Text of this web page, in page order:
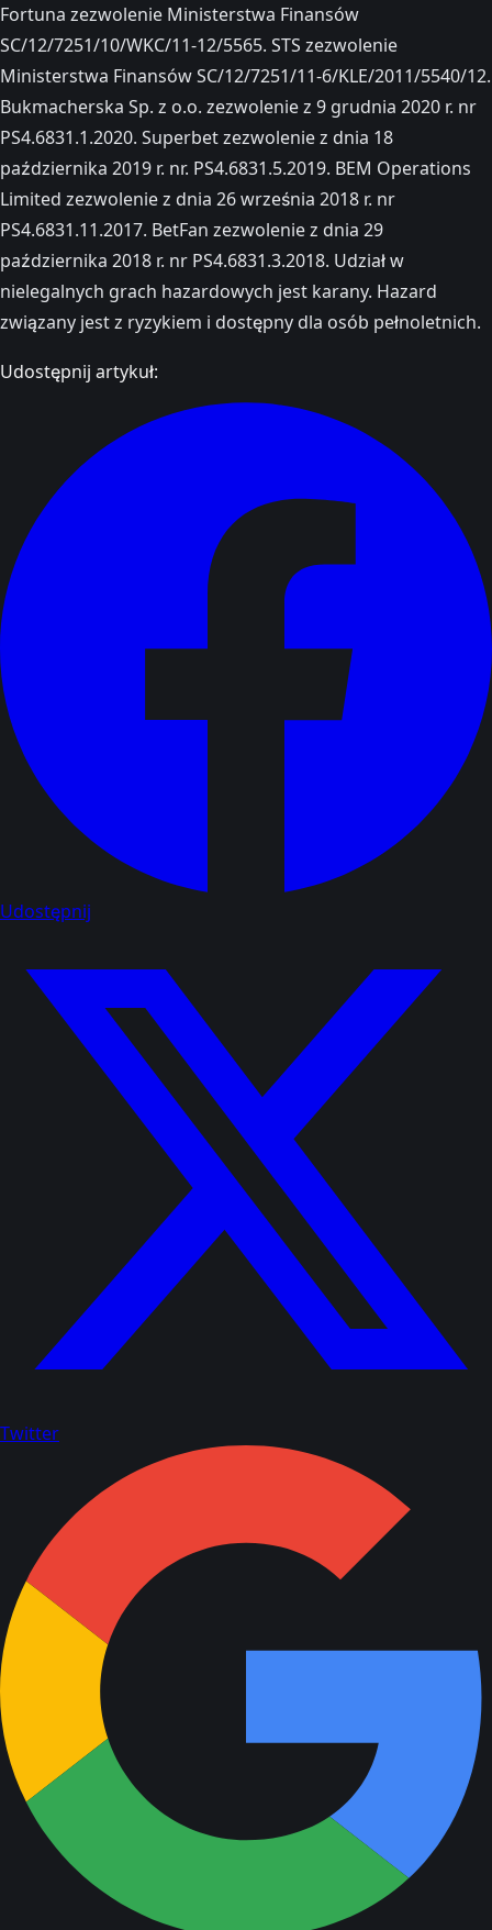
Fortuna zezwolenie Ministerstwa Finansów
SC/12/7251/10/WKC/11-12/5565. STS zezwolenie
Ministerstwa Finansów SC/12/7251/11-6/KLE/2011/5540/12.
Bukmacherska Sp. z o.o. zezwolenie z 9 grudnia 2020 r. nr
PS4.6831.1.2020. Superbet zezwolenie z dnia 18
października 2019 r. nr. PS4.6831.5.2019. BEM Operations
Limited zezwolenie z dnia 26 września 2018 r. nr
PS4.6831.11.2017. BetFan zezwolenie z dnia 29
października 2018 r. nr PS4.6831.3.2018. Udział w
nielegalnych grach hazardowych jest karany. Hazard
związany jest z ryzykiem i dostępny dla osób pełnoletnich.
Udostępnij artykuł:
Udostępnij
Twitter